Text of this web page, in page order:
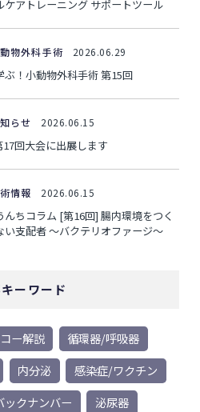
ケアトレーニング サポートツール
物外科手術 2026.06.29
ぶ！小動物外科手術 第15回
らせ 2026.06.15
17回大会に出展します
情報 2026.06.15
んちコラム [第16回] 腸内環境をつく
い支配者 ～バクテリオファージ～
ーワード
ー解説
循環器/呼吸器
内分泌
感染症/ワクチン
ックナンバー
泌尿器